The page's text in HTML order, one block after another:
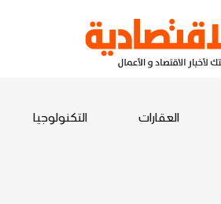
العقارات التكنولوجيا